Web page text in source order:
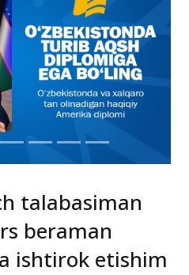
talabasiman
beraman
ishtirok etishim